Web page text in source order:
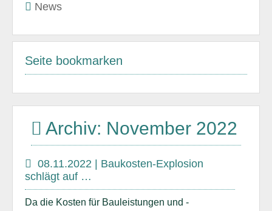
News
Seite bookmarken
Archiv: November 2022
08.11.2022 | Baukosten-Explosion
schlägt auf …
Da die Kosten für Bauleistungen und -